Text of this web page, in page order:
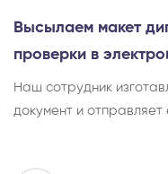
Высылаем макет
проверки в
Наш сотрудник
документ и отправляет